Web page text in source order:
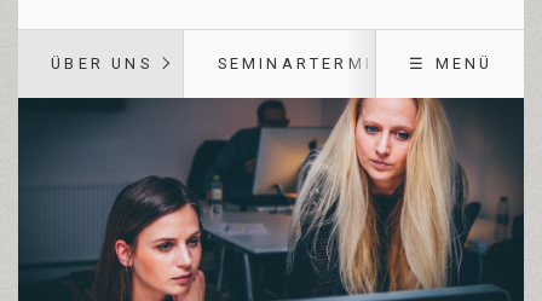
ÜBER UNS SEMINARTERMINE ☰ MENÜ